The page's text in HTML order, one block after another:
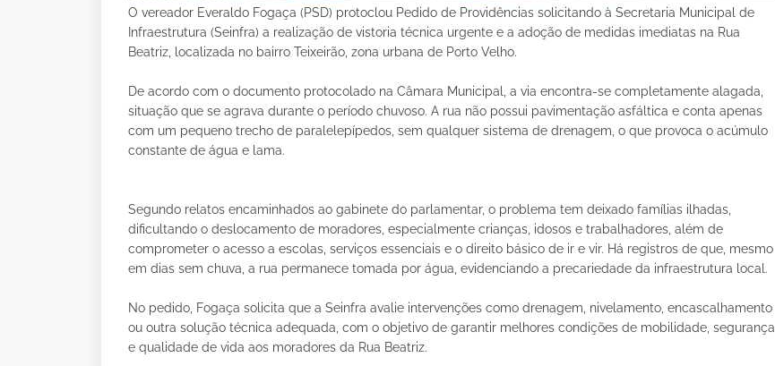
O vereador Everaldo Fogaça (PSD) protoclou Pedido de Providências solicitando à Secretaria Municipal de
Infraestrutura (Seinfra) a realização de vistoria técnica urgente e a adoção de medidas imediatas na Rua
Beatriz, localizada no bairro Teixeirão, zona urbana de Porto Velho.
De acordo com o documento protocolado na Câmara Municipal, a via encontra-se completamente alagada,
situação que se agrava durante o período chuvoso. A rua não possui pavimentação asfáltica e conta apenas
com um pequeno trecho de paralelepípedos, sem qualquer sistema de drenagem, o que provoca o acúmulo
constante de água e lama.
Segundo relatos encaminhados ao gabinete do parlamentar, o problema tem deixado famílias ilhadas,
dificultando o deslocamento de moradores, especialmente crianças, idosos e trabalhadores, além de
comprometer o acesso a escolas, serviços essenciais e o direito básico de ir e vir. Há registros de que, mesmo
em dias sem chuva, a rua permanece tomada por água, evidenciando a precariedade da infraestrutura local.
No pedido, Fogaça solicita que a Seinfra avalie intervenções como drenagem, nivelamento, encascalhamento
ou outra solução técnica adequada, com o objetivo de garantir melhores condições de mobilidade, segurança
e qualidade de vida aos moradores da Rua Beatriz.